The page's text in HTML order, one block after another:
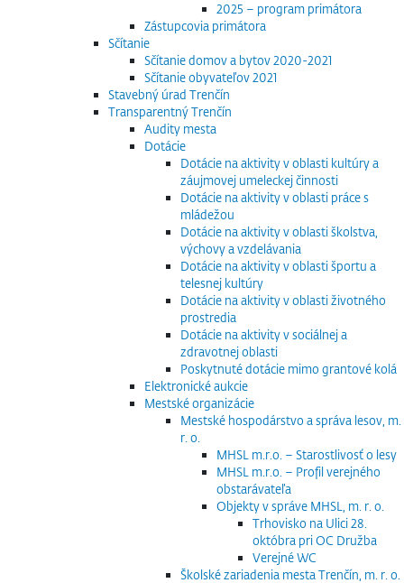
2025 – program primátora
Zástupcovia primátora
Sčítanie
Sčítanie domov a bytov 2020-2021
Sčítanie obyvateľov 2021
Stavebný úrad Trenčín
Transparentný Trenčín
Audity mesta
Dotácie
Dotácie na aktivity v oblasti kultúry a
záujmovej umeleckej činnosti
Dotácie na aktivity v oblasti práce s
mládežou
Dotácie na aktivity v oblasti školstva,
výchovy a vzdelávania
Dotácie na aktivity v oblasti športu a
telesnej kultúry
Dotácie na aktivity v oblasti životného
prostredia
Dotácie na aktivity v sociálnej a
zdravotnej oblasti
Poskytnuté dotácie mimo grantové kolá
Elektronické aukcie
Mestské organizácie
Mestské hospodárstvo a správa lesov, m.
r. o.
MHSL m.r.o. – Starostlivosť o lesy
MHSL m.r.o. – Profil verejného
obstarávateľa
Objekty v správe MHSL, m. r. o.
Trhovisko na Ulici 28.
októbra pri OC Družba
Verejné WC
Školské zariadenia mesta Trenčín, m. r. o.